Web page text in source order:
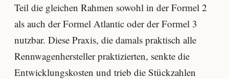
Teil die gleichen Rahmen sowohl in der Formel 2
als auch der Formel Atlantic oder der Formel 3
nutzbar. Diese Praxis, die damals praktisch alle
Rennwagenhersteller praktizierten, senkte die
Entwicklungskosten und trieb die Stückzahlen